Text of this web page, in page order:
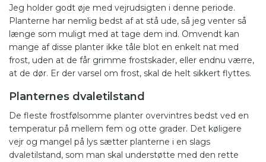
Jeg holder godt øje med vejrudsigten i denne periode.
Planterne har nemlig bedst af at stå ude, så jeg venter så
længe som muligt med at tage dem ind. Omvendt kan
mange af disse planter ikke tåle blot en enkelt nat med
frost, uden at de får grimme frostskader, eller endnu værre,
at de dør. Er der varsel om frost, skal de helt sikkert flyttes.
Planternes dvaletilstand
De fleste frostfølsomme planter overvintres bedst ved en
temperatur på mellem fem og otte grader. Det køligere
vejr og mangel på lys sætter planterne i en slags
dvaletilstand, som man skal understøtte med den rette